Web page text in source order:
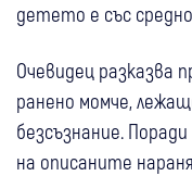
детето е със
Очевидец разказва
ранено момче,
безсъзнание.
на описаните